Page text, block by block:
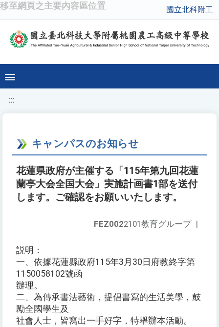
移至網頁之主要內容區位置 國立北科附工
:::
キャンパスのお知らせ
花蓮県政府が主催する「115年第九回花蓮
蘭亭大会全国大会」実施計画書1部を送付
します。ご確認をお願いいたします。
FEZ0022101教育グループ |
説明：
一、依據花蓮縣政府115年3月30日府教終字第
1150058102號函
辦理。
二、為傳承書法藝術，提倡書寫的生活美學，鼓
勵全國學生及
社會人士，皆寫出一手好字，特舉辦本活動。